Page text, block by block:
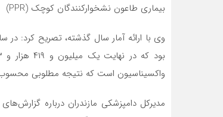
بیماری طاعون نشخوارکنندگان کوچک (PPR) تا پایان خرداد سال جاری ادامه خواهد داشت.
واکسیناسیون است که نتیجه مطلوبی
مدیرکل دامپزشکی مازندران درباره